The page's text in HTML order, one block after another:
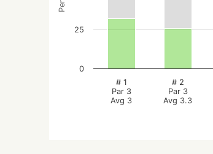
# 1
Par 3
Avg 3
# 2
Par 3
Avg 3.3
0
25